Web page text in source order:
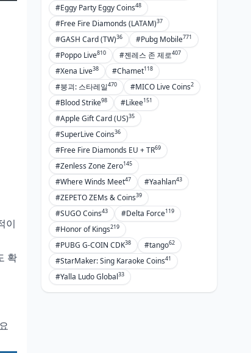
이
확
#Eggy Party Eggy Coins48
#Free Fire Diamonds (LATAM)37
#GASH Card (TW)36 #Pubg Mobile771
#Poppo Live810 #젠레스 존 제로407
#Xena Live38 #Chamet118
#붕괴: 스타레일470 #MICO Live Coins2
#Blood Strike98 #Likee151
#Apple Gift Card (US)35
#SuperLive Coins36
#Free Fire Diamonds EU + TR69
#Zenless Zone Zero145
#Where Winds Meet47 #Yaahlan43
#ZEPETO ZEMs & Coins39
#SUGO Coins43 #Delta Force119
#Honor of Kings219
#PUBG G-COIN CDK38 #tango62
#StarMaker: Sing Karaoke Coins41
#Yalla Ludo Global33